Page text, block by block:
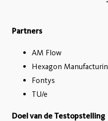
Partners
AM Flow
Hexagon
Fontys
TU/e
Doel van de Testopstelling